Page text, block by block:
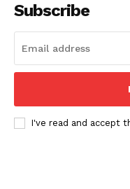
Политика
Подписка
Мой аккаунт
Subscribe
I've read and accept